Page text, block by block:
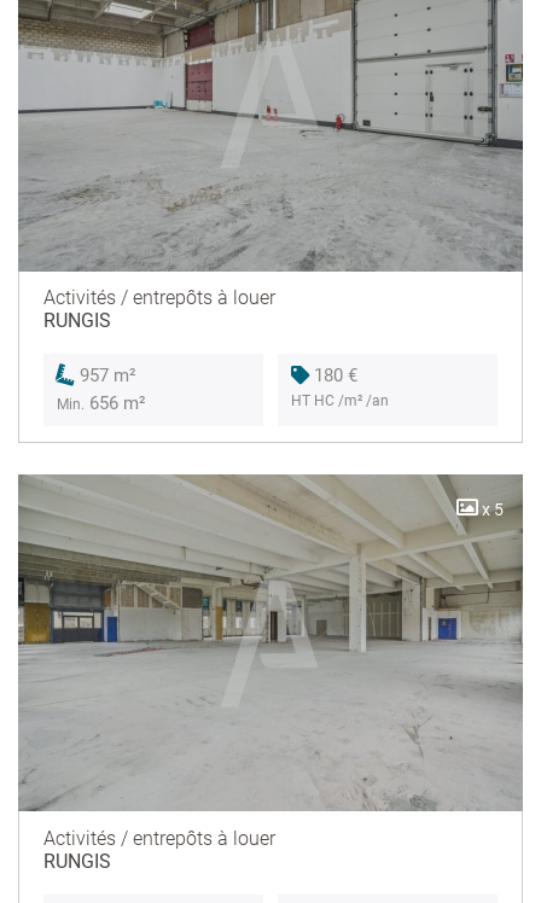
Activités / entrepôts à louer
RUNGIS
957 m²
Min. 656 m²
180 €
HT HC /m² /an
x 5
Activités / entrepôts à louer
RUNGIS